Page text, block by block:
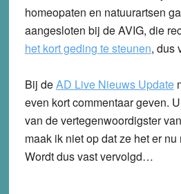
homeopaten en natuurartsen
aangesloten bij de AVIG, die
het kort geding te steunen, dus
Bij deAD Live Nieuws Update
even kort commentaar geven.
van de vertegenwoordigster
maak ik niet op dat ze het er
Wordt dus vast vervolgd…